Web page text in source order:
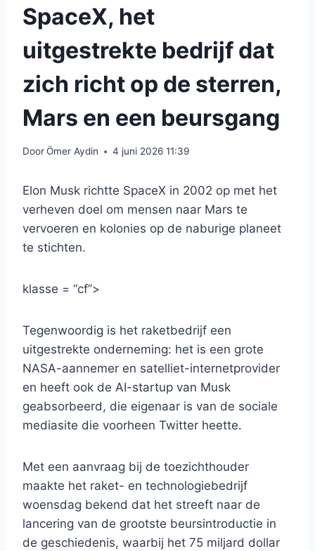
SpaceX, het
uitgestrekte bedrijf dat
zich richt op de sterren,
Mars en een beursgang
DoorÖmer Aydin 4 juni 2026 11:39
Elon Musk richtte SpaceX in 2002 op met het
verheven doel om mensen naar Mars te
vervoeren en kolonies op de naburige planeet
te stichten.
klasse = “cf”>
Tegenwoordig is het raketbedrijf een
uitgestrekte onderneming: het is een grote
NASA-aannemer en satelliet-internetprovider
en heeft ook de AI-startup van Musk
geabsorbeerd, die eigenaar is van de sociale
mediasite die voorheen Twitter heette.
Met een aanvraag bij de toezichthouder
maakte het raket- en technologiebedrijf
woensdag bekend dat het streeft naar de
lancering van de grootste beursintroductie in
de geschiedenis, waarbij het 75 miljard dollar